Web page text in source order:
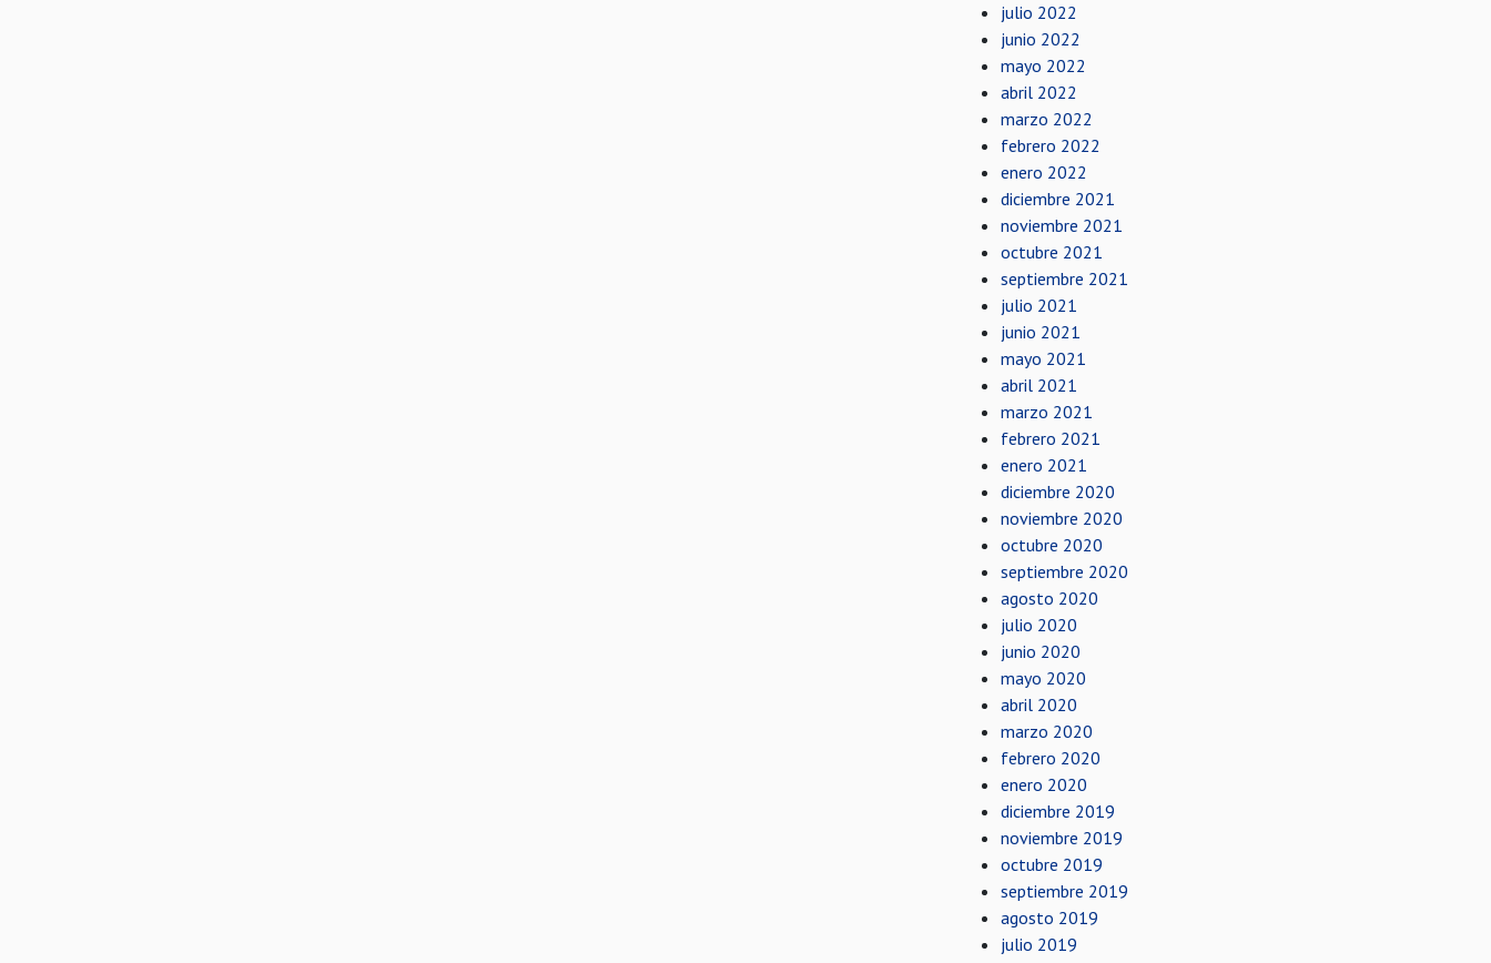
julio 2022
junio 2022
mayo 2022
abril 2022
marzo 2022
febrero 2022
enero 2022
diciembre 2021
noviembre 2021
octubre 2021
septiembre 2021
julio 2021
junio 2021
mayo 2021
abril 2021
marzo 2021
febrero 2021
enero 2021
diciembre 2020
noviembre 2020
octubre 2020
septiembre 2020
agosto 2020
julio 2020
junio 2020
mayo 2020
abril 2020
marzo 2020
febrero 2020
enero 2020
diciembre 2019
noviembre 2019
octubre 2019
septiembre 2019
agosto 2019
julio 2019